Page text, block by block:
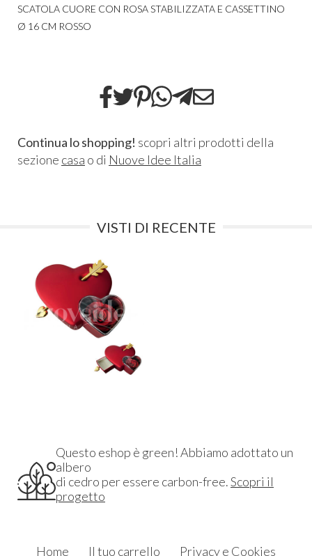
SCATOLA CUORE CON ROSA STABILIZZATA E CASSETTINO
Ø 16 CM ROSSO
Continua lo shopping! scopri altri prodotti della
sezione casa o di Nuove Idee Italia
VISTI DI RECENTE
Questo eshop è green! Abbiamo adottato un
albero
di cedro per essere carbon-free.Scopri il
progetto
Home Il tuo carrello Privacy e Cookies